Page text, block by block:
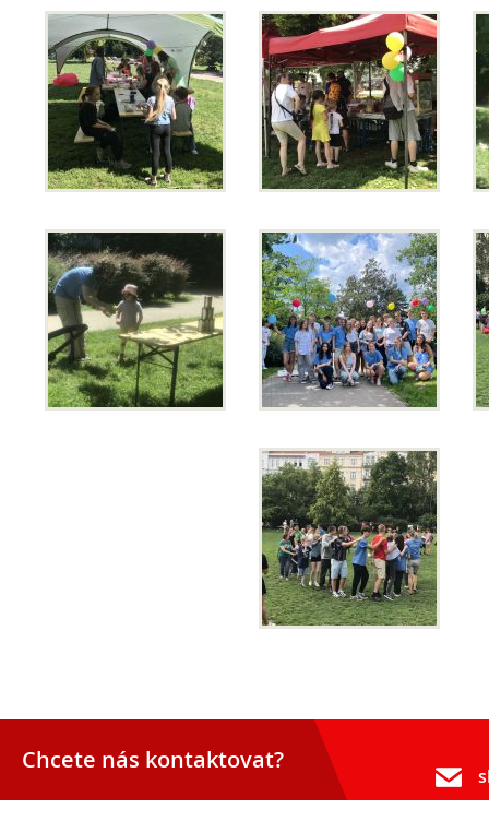
Přijímací řízení 2026
Den otevřených dveří
Lyceum – LY (nástupce programu EVA)
Obchodní akademie – OA
O nás
Učební plány a ŠVP
Pro
Chcete nás kontaktovat?